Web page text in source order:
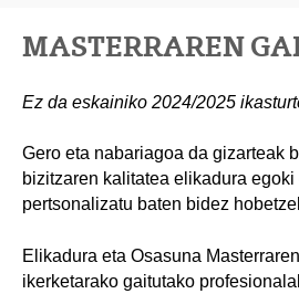
MASTERRAREN
Ez da eskainiko 2024/2025
Gero eta nabariagoa da gizarteak
bizitzaren kalitatea elikadura
pertsonalizatu baten bidez
Elikadura eta Osasuna
ikerketarako gaitutako